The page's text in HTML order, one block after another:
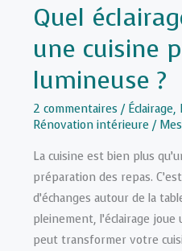
Quel
une cuisine
lumineuse ?
2 commentaires / Éclairage,
Rénovation intérieure /
La cuisine est bien plus
préparation des repas.
d’échanges autour de la
pleinement, l’éclairage joue
peut transformer votre